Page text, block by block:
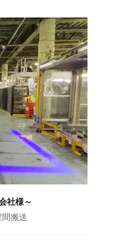
社様～
搬送